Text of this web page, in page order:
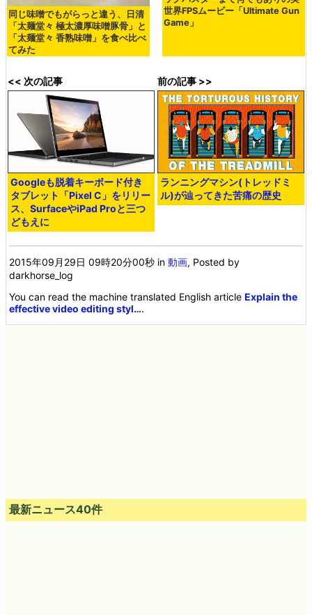
同じ味噌でもがらっと違う、日清
「太麺堂々 極太濃厚味噌豚骨」と
「太麺堂々 香熟味噌」を食べ比べ
てみた
世界FPSムービー「Ultimate Gun
Game」
<< 次の記事
Googleも脱着キーボード付き
タブレット「Pixel C」をリリー
ス、SurfaceやiPad Proと三つ
どもえに
前の記事 >>
ランニングマシン(トレッドミ
ル)が辿ってきた苦痛の歴史
2015年09月29日 09時20分00秒 in動画, Posted by
darkhorse_log
You can read the machine translated English articleExplain the
effective video editing styl….
最新ニュース40件